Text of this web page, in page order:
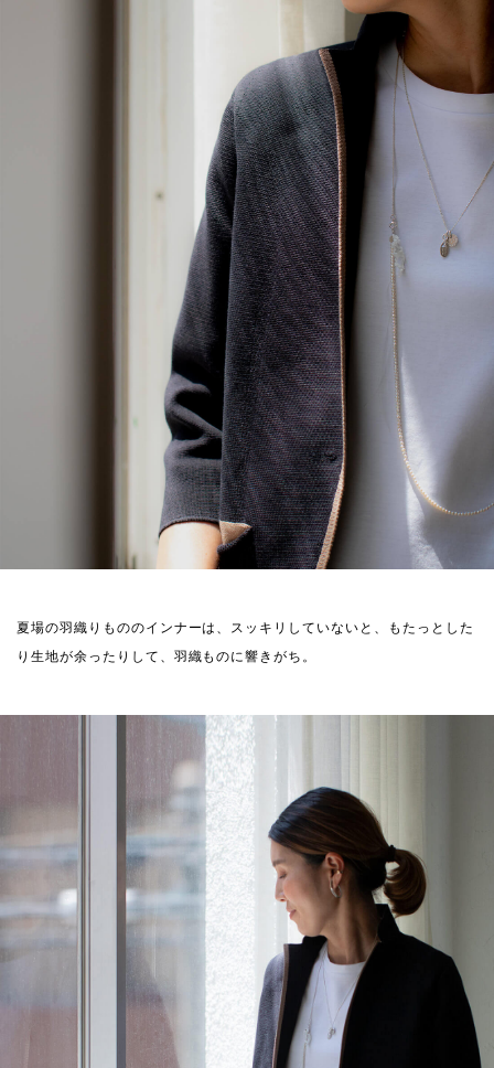
夏場の羽織りもののインナーは、スッキリしていないと、もたっとした
り生地が余ったりして、羽織ものに響きがち。